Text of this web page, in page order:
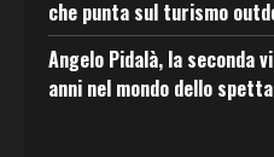
che punta sul turismo
Angelo Pidalà, la seconda
anni nel mondo dello